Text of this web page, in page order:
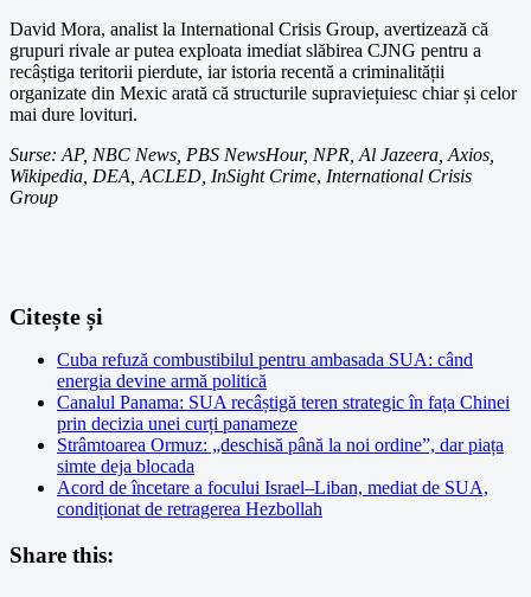
David Mora, analist la International Crisis Group, avertizează că
grupuri rivale ar putea exploata imediat slăbirea CJNG pentru a
recâștiga teritorii pierdute, iar istoria recentă a criminalității
organizate din Mexic arată că structurile supraviețuiesc chiar și celor
mai dure lovituri.
Surse: AP, NBC News, PBS NewsHour, NPR, Al Jazeera, Axios,
Wikipedia, DEA, ACLED, InSight Crime, International Crisis
Group
Citește și
Cuba refuză combustibilul pentru ambasada SUA: când
energia devine armă politică
Canalul Panama: SUA recâștigă teren strategic în fața Chinei
prin decizia unei curți panameze
Strâmtoarea Ormuz: „deschisă până la noi ordine”, dar piața
simte deja blocada
Acord de încetare a focului Israel–Liban, mediat de SUA,
condiționat de retragerea Hezbollah
Share this: